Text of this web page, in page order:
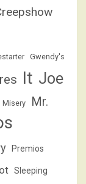
Gwendy's
It Joe
Misery
Mr.
Premios
Sleeping